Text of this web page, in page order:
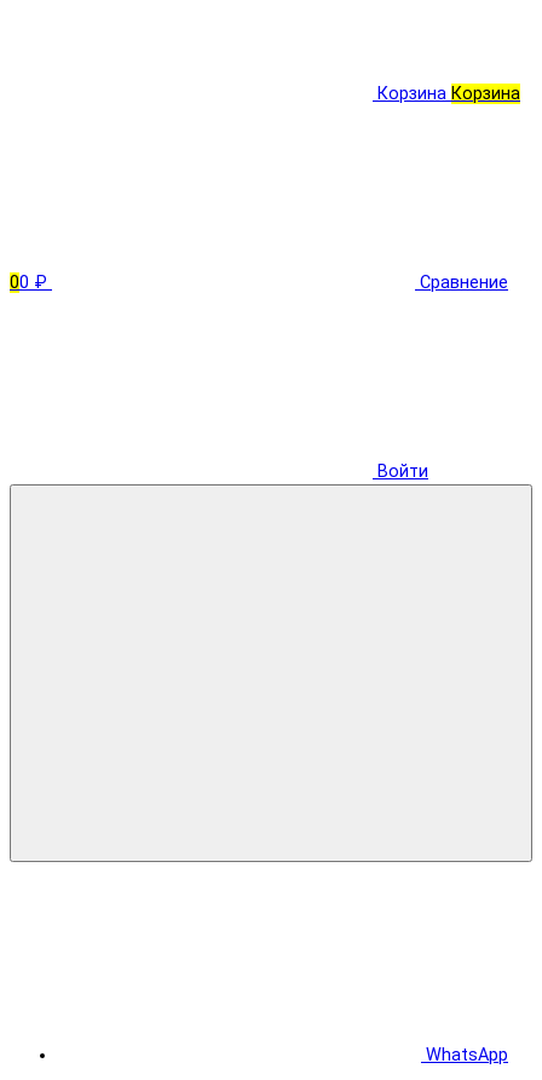
Корзина Корзина
00 ₽ Сравнение
Войти
WhatsApp